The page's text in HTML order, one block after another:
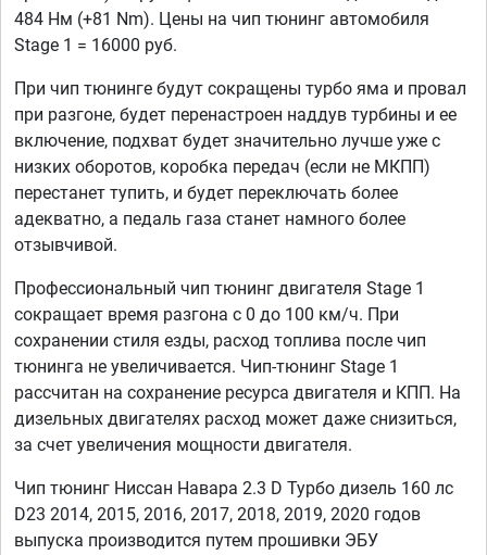
484 Нм (+81 Nm). Цены на чип тюнинг автомобиля
Stage 1 = 16000 руб.
При чип тюнинге будут сокращены турбо яма и провал
при разгоне, будет перенастроен наддув турбины и ее
включение, подхват будет значительно лучше уже с
низких оборотов, коробка передач (если не МКПП)
перестанет тупить, и будет переключать более
адекватно, а педаль газа станет намного более
отзывчивой.
Профессиональный чип тюнинг двигателя Stage 1
сокращает время разгона с 0 до 100 км/ч. При
сохранении стиля езды, расход топлива после чип
тюнинга не увеличивается. Чип-тюнинг Stage 1
рассчитан на сохранение ресурса двигателя и КПП. На
дизельных двигателях расход может даже снизиться,
за счет увеличения мощности двигателя.
Чип тюнинг Ниссан Навара 2.3 D Турбо дизель 160 лс
D23 2014, 2015, 2016, 2017, 2018, 2019, 2020 годов
выпуска производится путем прошивки ЭБУ